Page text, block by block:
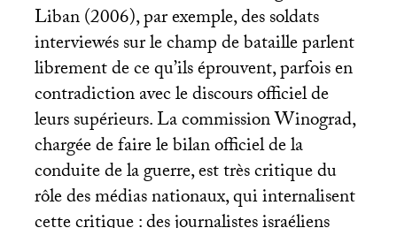
Liban (2006), par exemple, des soldats
interviewés sur le champ de bataille parlent
librement de ce qu’ils éprouvent, parfois en
contradiction avec le discours officiel de
leurs supérieurs. La commission Winograd,
chargée de faire le bilan officiel de la
conduite de la guerre, est très critique du
rôle des médias nationaux, qui internalisent